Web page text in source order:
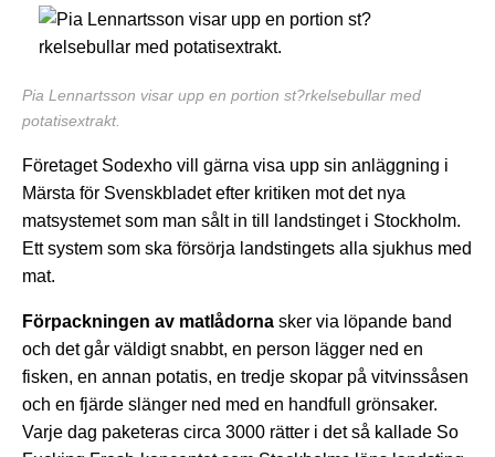
Pia Lennartsson visar upp en portion st?rkelsebullar med
potatisextrakt.
Företaget Sodexho vill gärna visa upp sin anläggning i
Märsta för Svenskbladet efter kritiken mot det nya
matsystemet som man sålt in till landstinget i Stockholm.
Ett system som ska försörja landstingets alla sjukhus med
mat.
Förpackningen av matlådorna sker via löpande band
och det går väldigt snabbt, en person lägger ned en
fisken, en annan potatis, en tredje skopar på vitvinssåsen
och en fjärde slänger ned med en handfull grönsaker.
Varje dag paketeras circa 3000 rätter i det så kallade So